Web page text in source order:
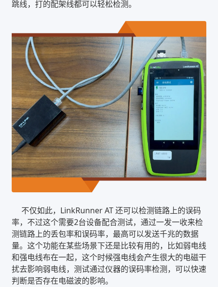
跳线，打的配架线都可以轻松检测。
不仅如此，LinkRunner AT 还可以检测链路上的误码
率，不过这个需要2台设备配合测试，通过一发一收来检
测链路上的丢包率和误码率，最高可以发送千兆的数据
量。这个功能在某些场景下还是比较有用的，比如弱电线
和强电线布在一起，这个时候强电线会产生很大的电磁干
扰去影响弱电线，测试通过仪器的误码率检测，可以快速
判断是否存在电磁波的影响。